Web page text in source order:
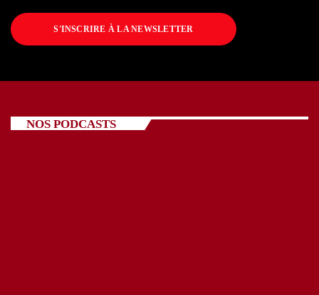
S'INSCRIRE À LA NEWSLETTER
NOS PODCASTS